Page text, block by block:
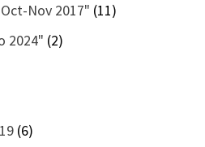
Nov 2017" (11)
2024" (2)
(6)